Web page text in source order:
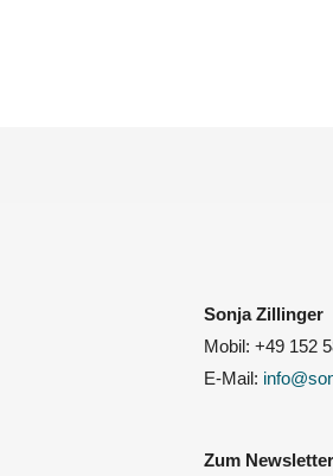
Sonja Zillinger
Mobil: +49 152
E-Mail:
Zum